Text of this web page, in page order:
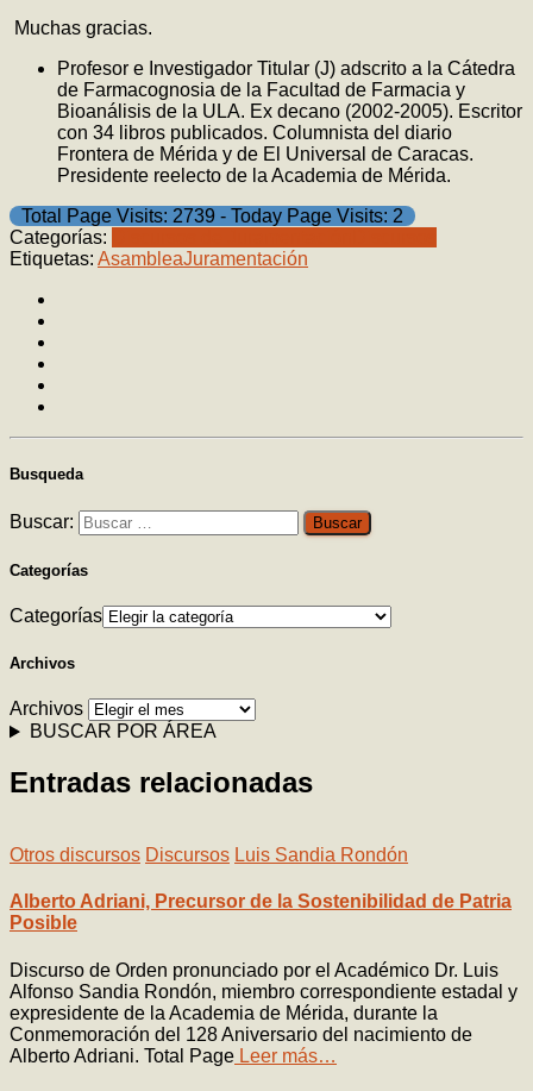
Muchas gracias.
Profesor e Investigador Titular (J) adscrito a la Cátedra
de Farmacognosia de la Facultad de Farmacia y
Bioanálisis de la ULA. Ex decano (2002-2005). Escritor
con 34 libros publicados. Columnista del diario
Frontera de Mérida y de El Universal de Caracas.
Presidente reelecto de la Academia de Mérida.
Total Page Visits: 2739 - Today Page Visits: 2
Categorías:
Etiquetas: AsambleaJuramentación
Busqueda
Buscar:
Categorías
Categorías
Archivos
Archivos
BUSCAR POR ÁREA
Entradas relacionadas
Otros discursos Discursos Luis Sandia Rondón
Alberto Adriani, Precursor de la Sostenibilidad de Patria
Posible
Discurso de Orden pronunciado por el Académico Dr. Luis
Alfonso Sandia Rondón, miembro correspondiente estadal y
expresidente de la Academia de Mérida, durante la
Conmemoración del 128 Aniversario del nacimiento de
Alberto Adriani. Total Page Leer más…